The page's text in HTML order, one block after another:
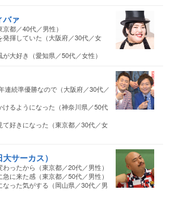
バァ
都／40代／男性）
発揮していた（大阪府／30代／女
大好き（愛知県／50代／女性）
連続準優勝なので（大阪府／30代／
けるようになった（神奈川県／50代
て好きになった（東京都／30代／女
サーカス）
ったから（東京都／20代／男性）
に来た感（東京都／50代／男性）
った気がする（岡山県／30代／男